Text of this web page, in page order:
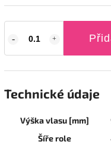
Technické údaje
Výška vlasu [mm]
Šíře role